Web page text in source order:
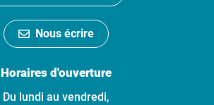
Nous écrire
Horaires d'ouverture
Du lundi au vendredi,